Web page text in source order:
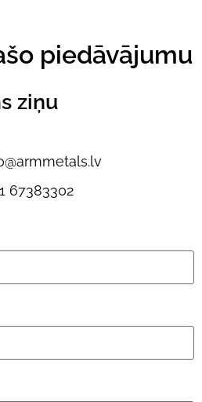
piedāvājumu
ziņu
67383302